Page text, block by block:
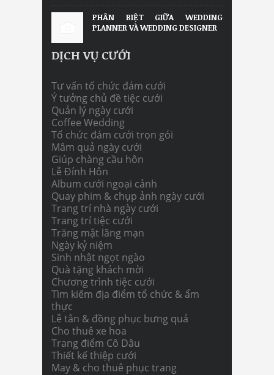
PHÂN BIỆT GIỮA WEDDING
PLANNER VÀ WEDDING DESIGNER
DỊCH VỤ CƯỚI
Tư vấn tổ chức đám cưới
Ý tưởng chủ đề tiệc cưới
Quản lý ngày cưới
Coffee Wedding
Tổ chức đám cưới trọn gói
Mâm quả ngày cưới
Giúp chàng cầu hôn
Lễ Đính Hôn
Album cưới ngoại cảnh
Quay phim & chụp ảnh ngày cưới
Trang trí nhà ngày cưới
Trang trí tiệc cưới
Trăng mật lãng mạn
Ngày kỷ niệm
Sinh nhật ngọt ngào
Quà tặng khách mời
Chương trình tiệc cưới
Tìm kiếm địa điểm tổ chức & ẩm
thực
Lễ tân & đồng phục bưng quả
Cho thuê xe hoa
Trang điểm Cô Dâu
Thiết kế thiệp cưới
May & cho thuê phục trang